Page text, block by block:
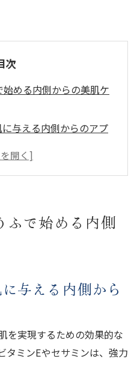
次
める内側からの美肌ケ
与える内側からのアプ
うふを取り入れる理由
分が肌に与える影響
き出すごまとうふの秘
きの美容美肌効果とは
肌効果を支える成分
える嬉しい影響
の保護メカニズム
ふで始める内側
与える内側から
を実現するための効果的な
タミンEやセサミンは、強力